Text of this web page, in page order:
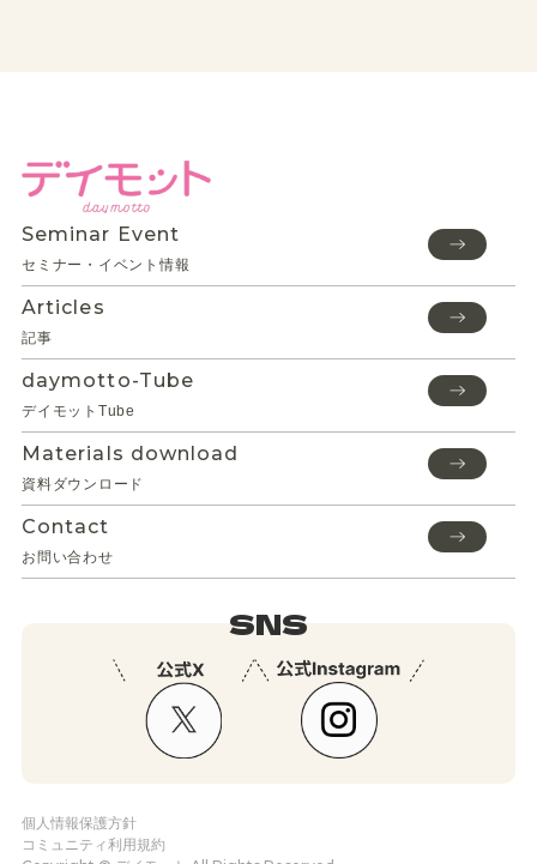
Seminar Event
セミナー・イベント情報
Articles
記事
daymotto-Tube
デイモットTube
Materials download
資料ダウンロード
Contact
お問い合わせ
SNS
個人情報保護方針
コミュニティ利用規約